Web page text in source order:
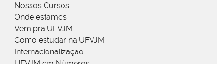
Nossos Cursos
Onde estamos
Vem pra UFVJM
Como estudar na UFVJM
Internacionalização